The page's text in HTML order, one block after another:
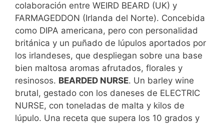
colaboración entre WEIRD BEARD (UK) y
FARMAGEDDON (Irlanda del Norte). Concebida
como DIPA americana, pero con personalidad
británica y un puñado de lúpulos aportados por
los irlandeses, que despliegan sobre una base
bien maltosa aromas afrutados, florales y
resinosos. BEARDED NURSE. Un barley wine
brutal, gestado con los daneses de ELECTRIC
NURSE, con toneladas de malta y kilos de
lúpulo. Una receta que supera los 10 grados y